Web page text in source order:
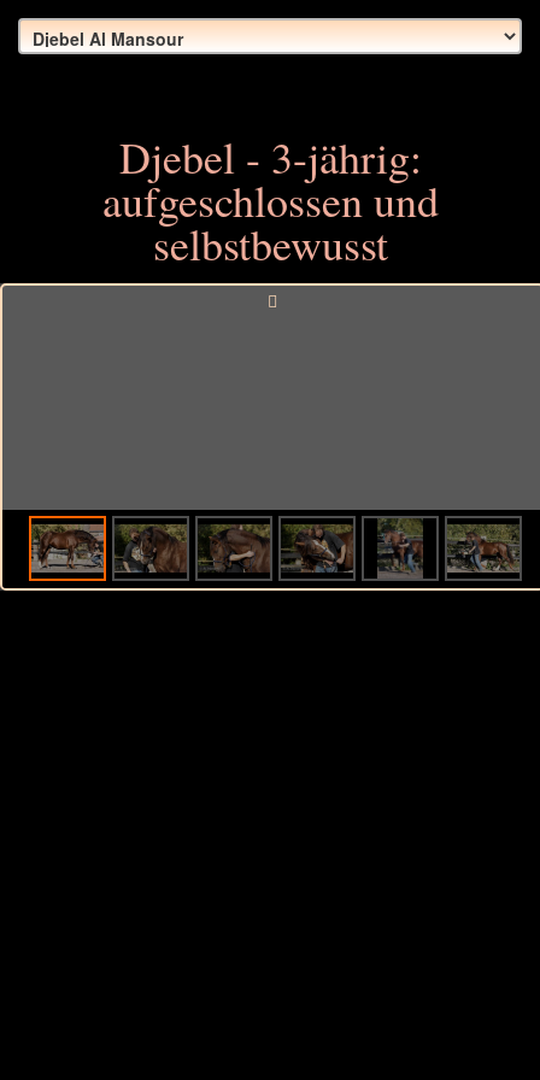
Djebel - 3-jährig:
aufgeschlossen und
selbstbewusst